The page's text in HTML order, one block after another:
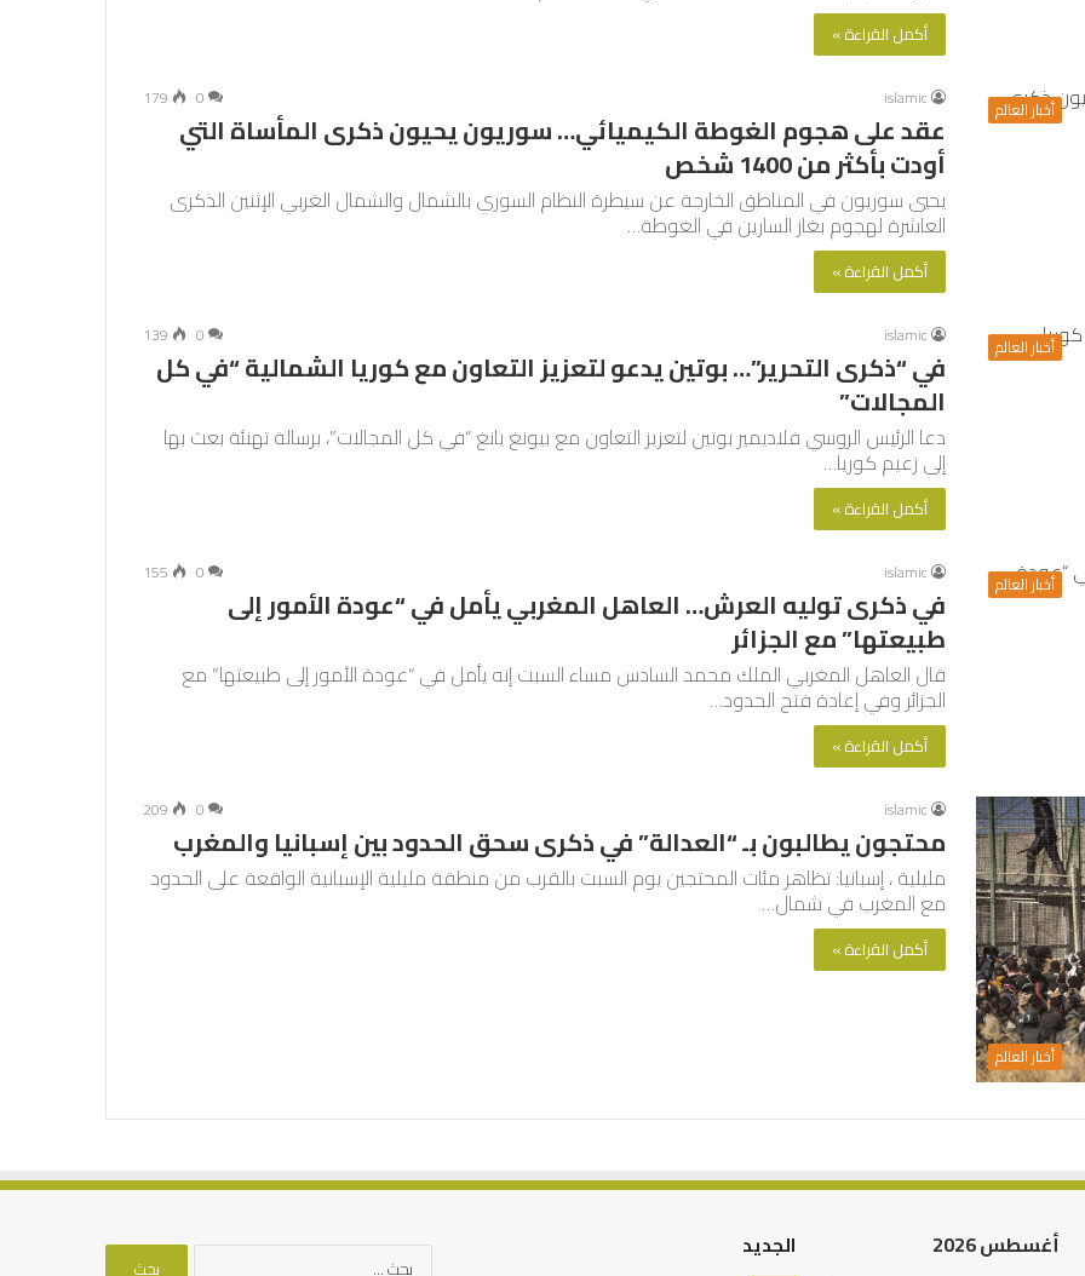
أكمل القراءة »
أخبار العالم islamic
0
179
عقد على هجوم الغوطة الكيميائي… سوريون يحيون ذكرى المأساة التي
أودت بأكثر من 1400 شخص
يحيي سوريون في المناطق الخارجة عن سيطرة النظام السوري بالشمال والشمال الغربي الإثنين الذكرى
العاشرة لهجوم بغاز السارين في الغوطة…
أكمل القراءة »
أخبار العالم islamic
0
139
في “ذكرى التحرير”… بوتين يدعو لتعزيز التعاون مع كوريا الشمالية “في كل
المجالات”
دعا الرئيس الروسي فلاديمير بوتين لتعزيز التعاون مع بيونغ يانغ “في كل المجالات”، برسالة تهنئة بعث بها
إلى زعيم كوريا…
أكمل القراءة »
أخبار العالم islamic
0
155
في ذكرى توليه العرش… العاهل المغربي يأمل في “عودة الأمور إلى
طبيعتها” مع الجزائر
قال العاهل المغربي الملك محمد السادس مساء السبت إنه يأمل في “عودة الأمور إلى طبيعتها” مع
الجزائر وفي إعادة فتح الحدود…
أكمل القراءة »
أخبار العالم
islamic
0
209
محتجون يطالبون بـ “العدالة” في ذكرى سحق الحدود بين إسبانيا والمغرب
مليلية ، إسبانيا: تظاهر مئات المحتجين يوم السبت بالقرب من منطقة مليلية الإسبانية الواقعة على الحدود
مع المغرب في شمال…
أكمل القراءة »
أغسطس 2026
الجديد البحث